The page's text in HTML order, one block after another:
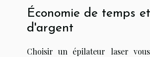
Économie de temps et
d'argent
Choisir un épilateur laser